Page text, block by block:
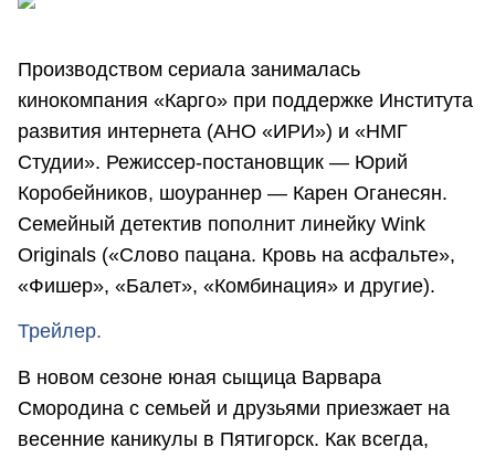
Производством сериала занималась
кинокомпания «Карго» при поддержке Института
развития интернета (АНО «ИРИ») и «НМГ
Студии». Режиссер-постановщик — Юрий
Коробейников, шоураннер — Карен Оганесян.
Семейный детектив пополнит линейку Wink
Originals («Слово пацана. Кровь на асфальте»,
«Фишер», «Балет», «Комбинация» и другие).
Трейлер.
В новом сезоне юная сыщица Варвара
Смородина с семьей и друзьями приезжает на
весенние каникулы в Пятигорск. Как всегда,